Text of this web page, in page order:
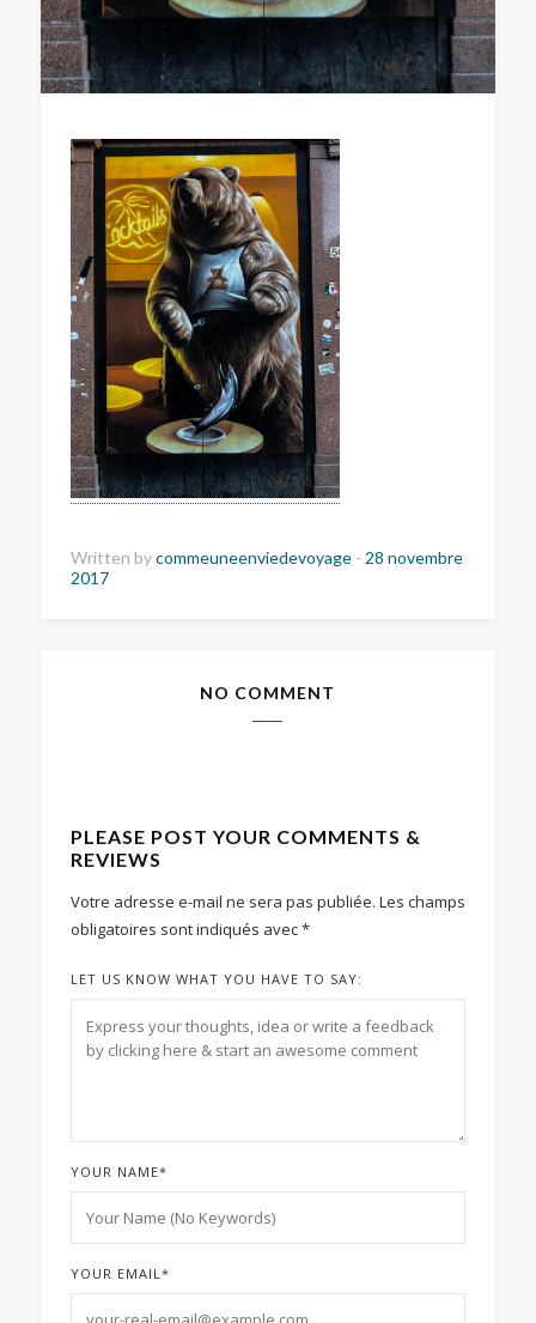
Written bycommeuneenviedevoyage - 28 novembre
2017
NO COMMENT
PLEASE POST YOUR COMMENTS &
REVIEWS
Votre adresse e-mail ne sera pas publiée. Les champs
obligatoires sont indiqués avec*
LET US KNOW WHAT YOU HAVE TO SAY:
YOUR NAME*
YOUR EMAIL *